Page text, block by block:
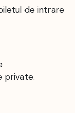
de intrare
private.